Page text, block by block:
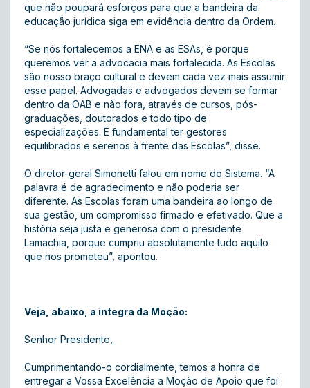
que não poupará esforços para que a bandeira da
educação jurídica siga em evidência dentro da Ordem.
“Se nós fortalecemos a ENA e as ESAs, é porque
queremos ver a advocacia mais fortalecida. As Escolas
são nosso braço cultural e devem cada vez mais assumir
esse papel. Advogadas e advogados devem se formar
dentro da OAB e não fora, através de cursos, pós-
graduações, doutorados e todo tipo de
especializações. É fundamental ter gestores
equilibrados e serenos à frente das Escolas”, disse.
O diretor-geral Simonetti falou em nome do Sistema. “A
palavra é de agradecimento e não poderia ser
diferente. As Escolas foram uma bandeira ao longo de
sua gestão, um compromisso firmado e efetivado. Que a
história seja justa e generosa com o presidente
Lamachia, porque cumpriu absolutamente tudo aquilo
que nos prometeu”, apontou.
Veja, abaixo, a íntegra da Moção:
Senhor Presidente,
Cumprimentando-o cordialmente, temos a honra de
entregar a Vossa Excelência a Moção de Apoio que foi